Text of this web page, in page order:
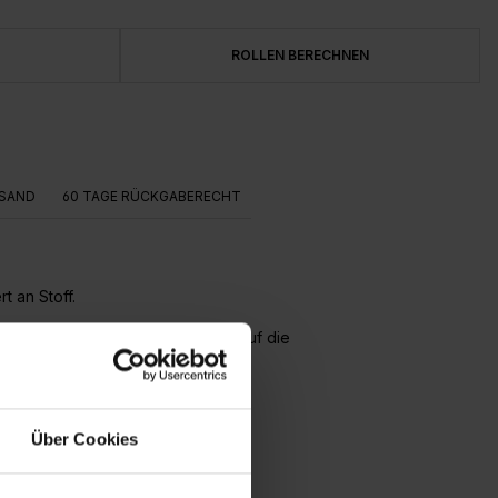
Über Cookies
ROLLEN BERECHNEN
60 TAGE RÜCKGABERECHT
an Stoff.
und die Bahnen werden direkt auf die